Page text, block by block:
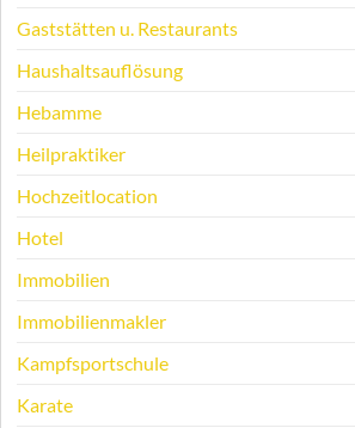
Gaststätten u. Restaurants
Haushaltsauflösung
Hebamme
Heilpraktiker
Hochzeitlocation
Hotel
Immobilien
Immobilienmakler
Kampfsportschule
Karate